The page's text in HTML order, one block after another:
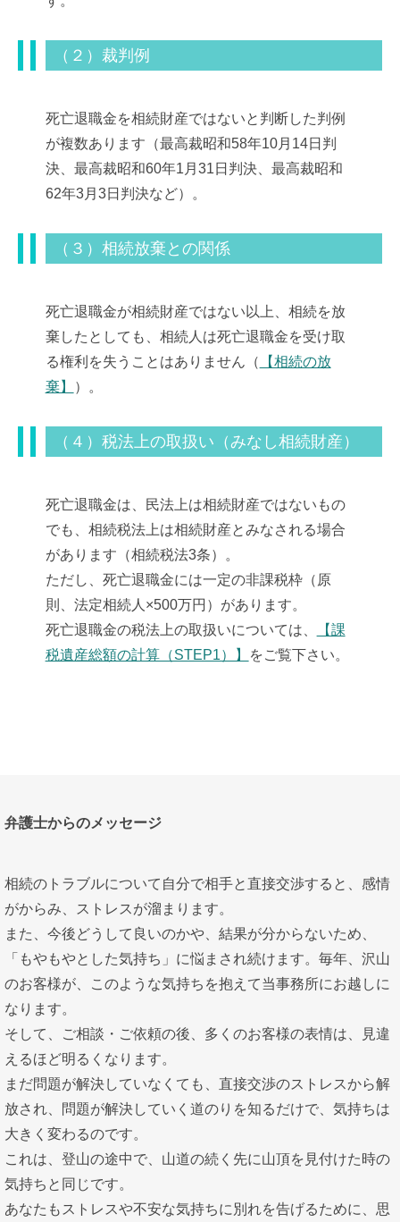
（２）裁判例
死亡退職金を相続財産ではないと判断した判例
が複数あります（最高裁昭和58年10月14日判
決、最高裁昭和60年1月31日判決、最高裁昭和
62年3月3日判決など）。
（３）相続放棄との関係
死亡退職金が相続財産ではない以上、相続を放
棄したとしても、相続人は死亡退職金を受け取
る権利を失うことはありません（ 【相続の放
棄】
）。
（４）税法上の取扱い（みなし相続財産）
死亡退職金は、民法上は相続財産ではないもの
でも、相続税法上は相続財産とみなされる場合
があります（相続税法3条）。
ただし、死亡退職金には一定の非課税枠（原
則、法定相続人×500万円）があります。
死亡退職金の税法上の取扱いについては、
【課
税遺産総額の計算（STEP1）】
をご覧下さい。
弁護士からのメッセージ
相続のトラブルについて自分で相手と直接交渉すると、感情
がからみ、ストレスが溜まります。
また、今後どうして良いのかや、結果が分からないため、
「もやもやとした気持ち」に悩まされ続けます。毎年、沢山
のお客様が、このような気持ちを抱えて当事務所にお越しに
なります。
そして、ご相談・ご依頼の後、多くのお客様の表情は、見違
えるほど明るくなります。
まだ問題が解決していなくても、直接交渉のストレスから解
放され、問題が解決していく道のりを知るだけで、気持ちは
大きく変わるのです。
これは、登山の途中で、山道の続く先に山頂を見付けた時の
気持ちと同じです。
あなたもストレスや不安な気持ちに別れを告げるために、思